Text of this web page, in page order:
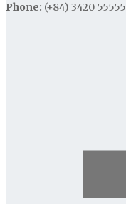
Phone: (+84) 3420 55555